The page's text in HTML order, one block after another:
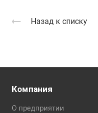
Назад к списку
Компания
О предприятии